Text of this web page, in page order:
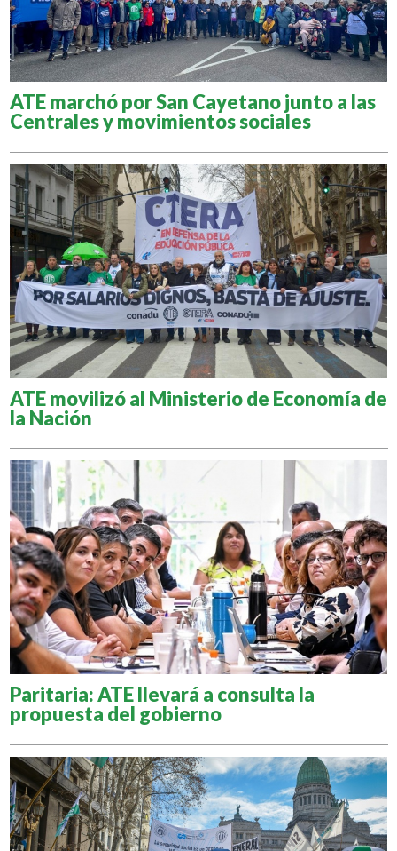
ATE marchó por San Cayetano junto a las
Centrales y movimientos sociales
ATE movilizó al Ministerio de Economía de
la Nación
Paritaria: ATE llevará a consulta la
propuesta del gobierno